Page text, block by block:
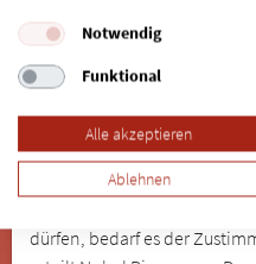
Nobel Biocare hat die Marke
1418882 registriert. Damit
Markengesetz das
Marke in der Europäischen
Nutzungsrecht erfasst auch
dürfen, bedarf es der
Notwendig
Funktional
Alle akzeptieren
Ablehnen